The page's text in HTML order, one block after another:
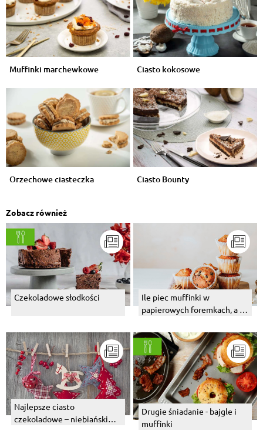
Muffinki marchewkowe Ciasto kokosowe
Orzechowe ciasteczka Ciasto Bounty
Zobacz również
Czekoladowe słodkości
Ile piec muffinki w
papierowych foremkach, a ile
temperaturze?
Najlepsze ciasto
czekoladowe – niebiański
Drugie śniadanie - bajgle i
muffinki